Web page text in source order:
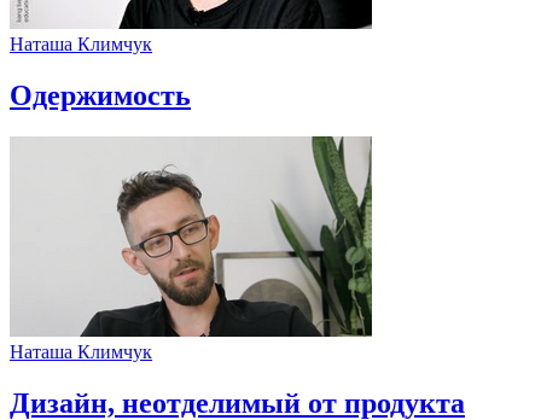
Наташа Климчук
Одержимость
Наташа Климчук
Дизайн, неотделимый от продукта